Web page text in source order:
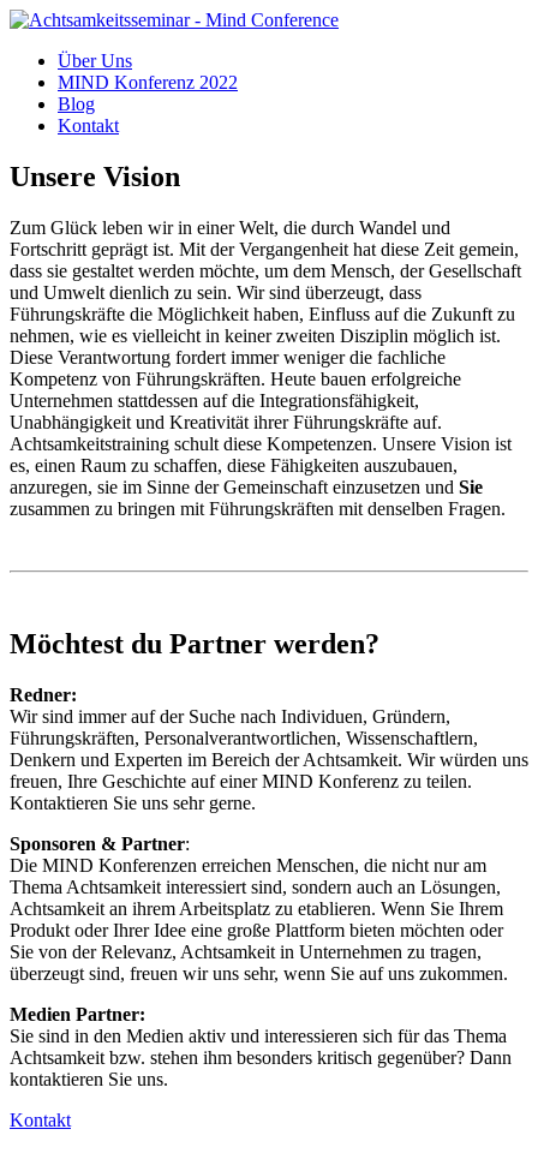
Über Uns
MIND Konferenz 2022
Blog
Kontakt
Unsere Vision
Zum Glück leben wir in einer Welt, die durch Wandel und
Fortschritt geprägt ist. Mit der Vergangenheit hat diese Zeit gemein,
dass sie gestaltet werden möchte, um dem Mensch, der Gesellschaft
und Umwelt dienlich zu sein. Wir sind überzeugt, dass
Führungskräfte die Möglichkeit haben, Einfluss auf die Zukunft zu
nehmen, wie es vielleicht in keiner zweiten Disziplin möglich ist.
Diese Verantwortung fordert immer weniger die fachliche
Kompetenz von Führungskräften. Heute bauen erfolgreiche
Unternehmen stattdessen auf die Integrationsfähigkeit,
Unabhängigkeit und Kreativität ihrer Führungskräfte auf.
Achtsamkeitstraining schult diese Kompetenzen. Unsere Vision ist
es, einen Raum zu schaffen, diese Fähigkeiten auszubauen,
anzuregen, sie im Sinne der Gemeinschaft einzusetzen und Sie
zusammen zu bringen mit Führungskräften mit denselben Fragen.
Möchtest du Partner werden?
Redner:
Wir sind immer auf der Suche nach Individuen, Gründern,
Führungskräften, Personalverantwortlichen, Wissenschaftlern,
Denkern und Experten im Bereich der Achtsamkeit. Wir würden uns
freuen, Ihre Geschichte auf einer MIND Konferenz zu teilen.
Kontaktieren Sie uns sehr gerne.
Sponsoren & Partner:
Die MIND Konferenzen erreichen Menschen, die nicht nur am
Thema Achtsamkeit interessiert sind, sondern auch an Lösungen,
Achtsamkeit an ihrem Arbeitsplatz zu etablieren. Wenn Sie Ihrem
Produkt oder Ihrer Idee eine große Plattform bieten möchten oder
Sie von der Relevanz, Achtsamkeit in Unternehmen zu tragen,
überzeugt sind, freuen wir uns sehr, wenn Sie auf uns zukommen.
Medien Partner:
Sie sind in den Medien aktiv und interessieren sich für das Thema
Achtsamkeit bzw. stehen ihm besonders kritisch gegenüber? Dann
kontaktieren Sie uns.
Kontakt